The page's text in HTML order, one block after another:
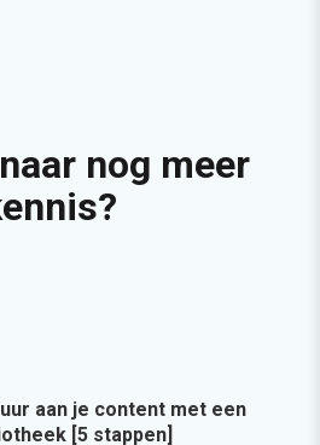
nog meer
aan je content met een
[5 stappen]